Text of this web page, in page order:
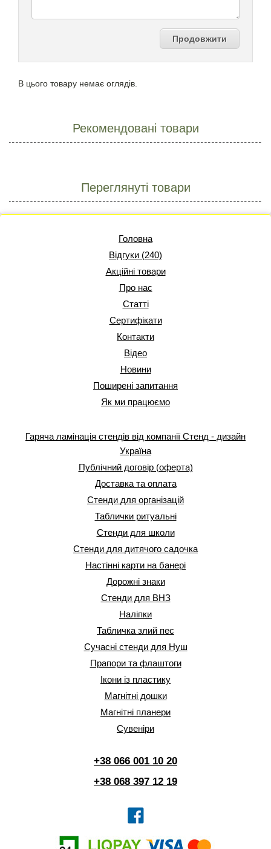
Продовжити
В цього товару немає оглядів.
Рекомендовані товари
Переглянуті товари
Головна
Відгуки (240)
Акційні товари
Про нас
Статті
Сертифікати
Контакти
Відео
Новини
Поширені запитання
Як ми працюємо
Гаряча ламінація стендів від компанії Стенд - дизайн
Україна
Публічний договір (оферта)
Доставка та оплата
Стенди для організацій
Таблички ритуальні
Стенди для школи
Стенди для дитячого садочка
Настінні карти на банері
Дорожні знаки
Стенди для ВНЗ
Наліпки
Табличка злий пес
Сучасні стенди для Нуш
Прапори та флаштоги
Ікони із пластику
Магнітні дошки
Магнітні планери
Сувеніри
+38 066 001 10 20
+38 068 397 12 19